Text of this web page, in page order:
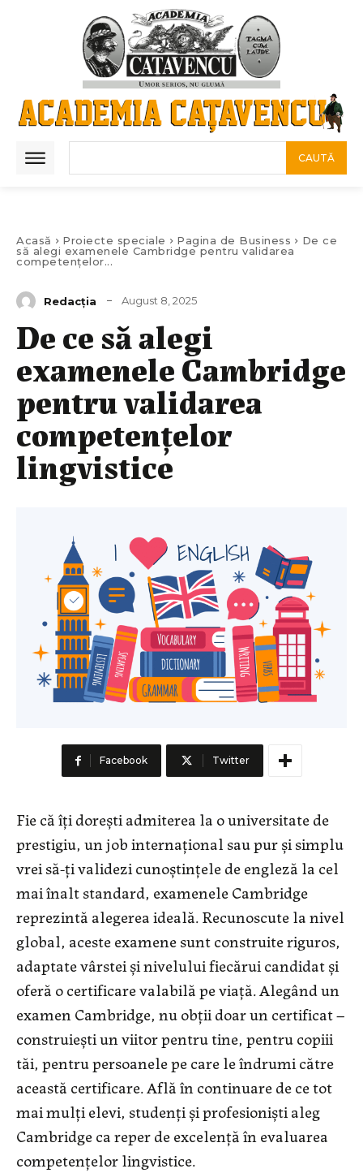
CAUTĂ
Acasă Proiecte speciale Pagina de Business
De ce
să alegi examenele Cambridge pentru validarea
competențelor...
Redacția August 8, 2025
De ce să alegi
examenele Cambridge
pentru validarea
competențelor
lingvistice
Facebook Twitter
Fie că îți dorești admiterea la o universitate de
prestigiu, un job internațional sau pur și simplu
vrei să-ți validezi cunoștințele de engleză la cel
mai înalt standard, examenele Cambridge
reprezintă alegerea ideală. Recunoscute la nivel
global, aceste examene sunt construite riguros,
adaptate vârstei și nivelului fiecărui candidat și
oferă o certificare valabilă pe viață. Alegând un
examen Cambridge, nu obții doar un certificat –
construiești un viitor pentru tine, pentru copiii
tăi, pentru persoanele pe care le îndrumi către
această certificare. Află în continuare de ce tot
mai mulți elevi, studenți și profesioniști aleg
Cambridge ca reper de excelență în evaluarea
competențelor lingvistice.